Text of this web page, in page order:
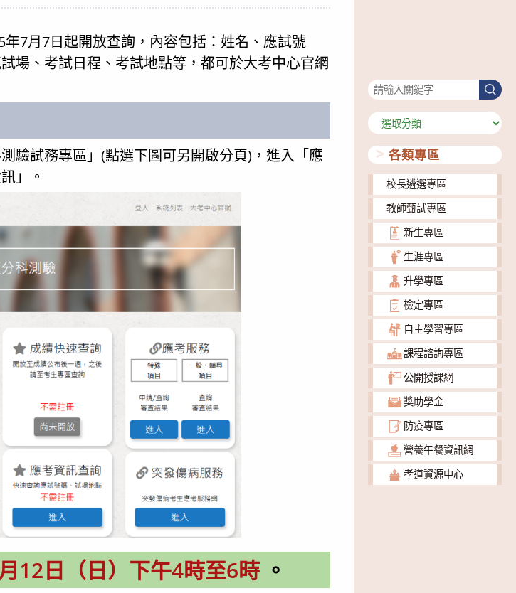
7月7日起開放查詢，內容包括：姓名、應試號
場、考試日程、考試地點等，都可於大考中心官網
驗試務專區」(點選下圖可另開啟分頁)，進入「應
」。
12日（日）下午4時至6時 。
搜
尋
分
類
各類專區
校長遴選專區
教師甄試專區
新生專區
生涯專區
升學專區
檢定專區
自主學習專區
課程諮詢專區
公開授課網
獎助學金
防疫專區
營養午餐資訊網
孝道資源中心